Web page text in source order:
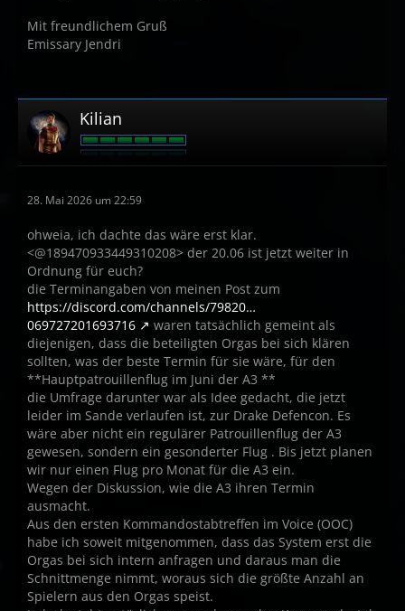
Mit freundlichem Gruß
Emissary Jendri
Kilian
28. Mai 2026 um 22:59
ohweia, ich dachte das wäre erst klar.
<@189470933449310208> der 20.06 ist jetzt weiter in
Ordnung für euch?
die Terminangaben von meinen Post zum
https://discord.com/channels/79820…
069727201693716
waren tatsächlich gemeint als
diejenigen, dass die beteiligten Orgas bei sich klären
sollten, was der beste Termin für sie wäre, für den
**Hauptpatrouillenflug im Juni der A3 **
die Umfrage darunter war als Idee gedacht, die jetzt
leider im Sande verlaufen ist, zur Drake Defencon. Es
wäre aber nicht ein regulärer Patrouillenflug der A3
gewesen, sondern ein gesonderter Flug . Bis jetzt planen
wir nur einen Flug pro Monat für die A3 ein.
Wegen der Diskussion, wie die A3 ihren Termin
ausmacht.
Aus den ersten Kommandostabtreffen im Voice (OOC)
habe ich soweit mitgenommen, dass das System erst die
Orgas bei sich intern anfragen und daraus man die
Schnittmenge nimmt, woraus sich die größte Anzahl an
Spielern aus den Orgas speist.